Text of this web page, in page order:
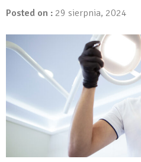
Posted on : 29 sierpnia, 2024